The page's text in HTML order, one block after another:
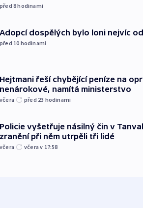
před 8hodinami
Adopcí dospělých bylo loni nejvíc
před 10 hodinami
Hejtmani řeší chybějící peníze na
nenárokové, namítá ministerstvo
včera před 23 hodinami
Policie vyšetřuje násilný čin v
zranění při něm utrpěli tři lidé
včera včera v 17:58